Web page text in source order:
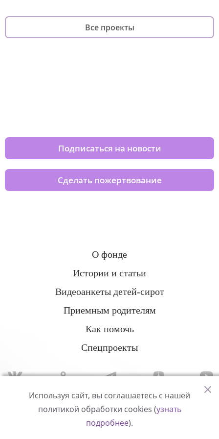
Все проекты
Подписаться на новости
Сделать пожертвование
О фонде
Истории и статьи
Видеоанкеты детей-сирот
Приемным родителям
Как помочь
Спецпроекты
Политика конфиденциальности
Используя сайт, вы соглашаетесь с нашей
политикой обработки cookies (узнать
подробнее).